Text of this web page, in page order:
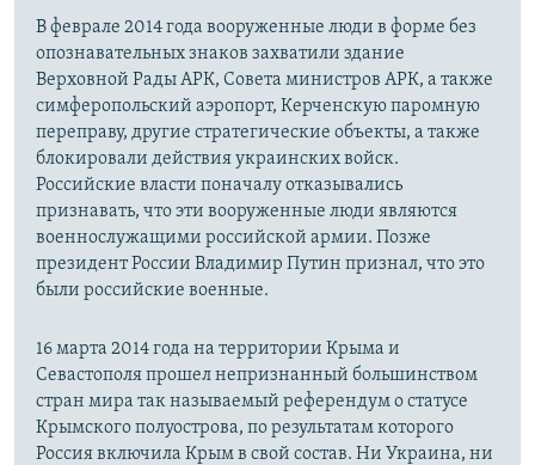
В феврале 2014 года вооруженные люди в форме без
опознавательных знаков захватили здание
Верховной Рады АРК, Совета министров АРК, а также
симферопольский аэропорт, Керченскую паромную
переправу, другие стратегические объекты, а также
блокировали действия украинских войск.
Российские власти поначалу отказывались
признавать, что эти вооруженные люди являются
военнослужащими российской армии. Позже
президент России Владимир Путин признал, что это
были российские военные.
16 марта 2014 года на территории Крыма и
Севастополя прошел непризнанный большинством
стран мира так называемый референдум о статусе
Крымского полуострова, по результатам которого
Россия включила Крым в свой состав. Ни Украина, ни